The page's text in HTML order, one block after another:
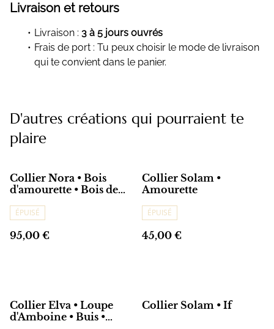
Livraison et retours
Livraison : 3 à 5 jours ouvrés
Frais de port : Tu peux choisir le mode de livraison
qui te convient dans le panier.
D'autres créations qui pourraient te
plaire
Collier Nora • Bois
d'amourette • Bois de
ÉPUISÉ
95,00 €
Collier Solam •
Amourette
ÉPUISÉ
45,00 €
Collier Elva • Loupe
d'Amboine • Buis •
Collier Solam • If